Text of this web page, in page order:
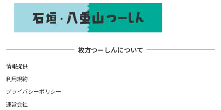
枚方つーしんについて
情報提供
利用規約
プライバシーポリシー
運営会社